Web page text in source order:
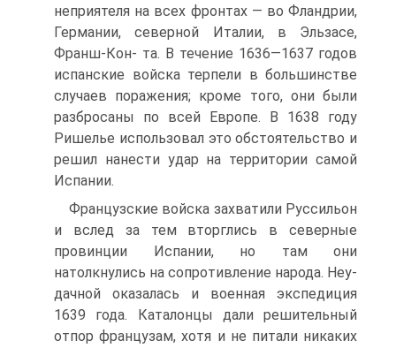
неприятеля на всех фронтах — во Фландрии,
Германии, северной Италии, в Эльзасе,
Франш-Кон- та. В течение 1636—1637 годов
испанские войска терпели в большинстве
случаев поражения; кроме того, они были
разбросаны по всей Европе. В 1638 го­ду
Ришелье использовал это обстоятельство и
решил нанести удар на территории самой
Испании.
Французские войска захватили Руссильон
и вслед за тем вторглись в северные
провинции Испании, но там они
натолкнулись на сопротивление народа. Неу­
дачной оказалась и военная экспедиция
1639 года. Каталонцы дали решительный
отпор французам, хотя и не питали никаких